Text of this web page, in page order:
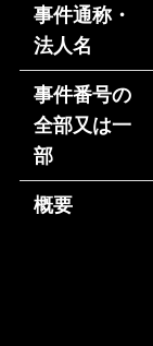
事件通称・
法人名
事件番号の
全部又は一
部
概要